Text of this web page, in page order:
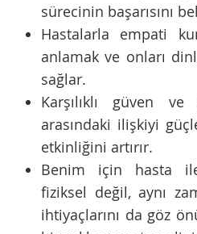
sürecinin başarısını
Hastalarla empati
anlamak ve onları
sağlar.
Karşılıklı güven
arasındaki ilişkiyi
etkinliğini artırır.
Benim için hasta
fiziksel değil, aynı
ihtiyaçlarını da göz